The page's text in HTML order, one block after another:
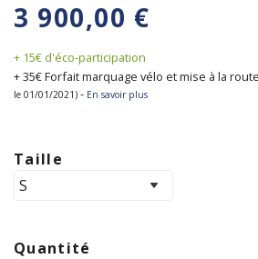
3 900,00 €
+ 15€ d'éco-participation
+ 35€ Forfait marquage vélo et mise à la
le 01/01/2021) - En savoir plus
Taille
Quantité